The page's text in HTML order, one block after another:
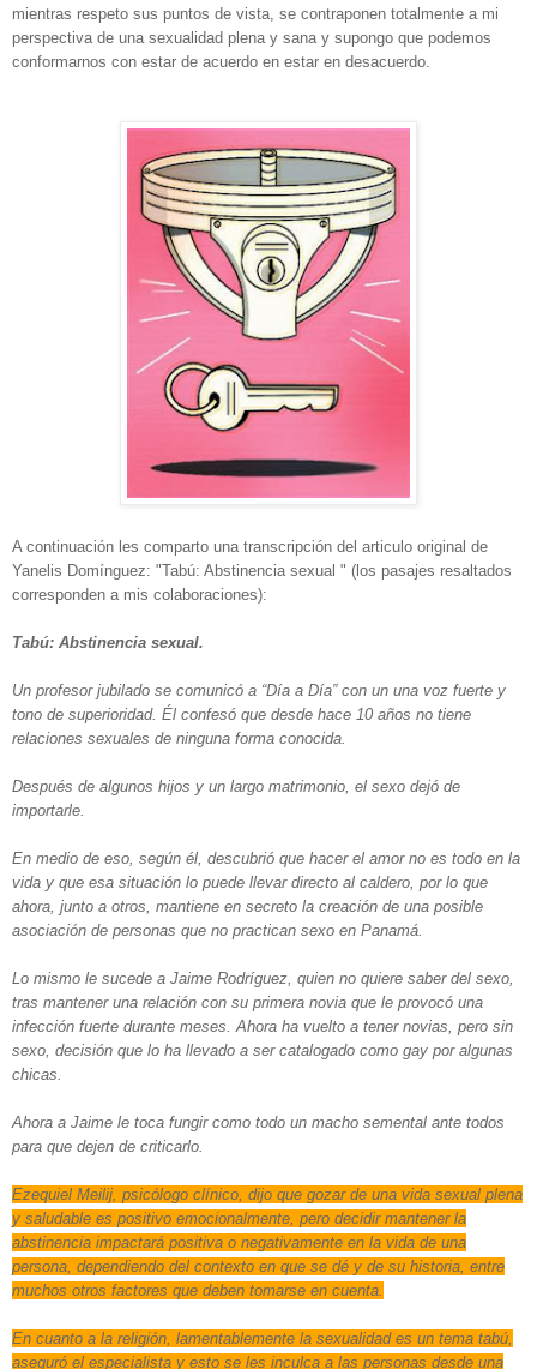
mientras respeto sus puntos de vista, se contraponen totalmente a mi
perspectiva de una sexualidad plena y sana y supongo que podemos
conformarnos con estar de acuerdo en estar en desacuerdo.
A continuación les comparto una transcripción del articulo original de
Yanelis Domínguez: "Tabú: Abstinencia sexual " (los pasajes resaltados
corresponden a mis colaboraciones):
Tabú: Abstinencia sexual.
Un profesor jubilado se comunicó a “Día a Día” con un una voz fuerte y
tono de superioridad. Él confesó que desde hace 10 años no tiene
relaciones sexuales de ninguna forma conocida.
Después de algunos hijos y un largo matrimonio, el sexo dejó de
importarle.
En medio de eso, según él, descubrió que hacer el amor no es todo en la
vida y que esa situación lo puede llevar directo al caldero, por lo que
ahora, junto a otros, mantiene en secreto la creación de una posible
asociación de personas que no practican sexo en Panamá.
Lo mismo le sucede a Jaime Rodríguez, quien no quiere saber del sexo,
tras mantener una relación con su primera novia que le provocó una
infección fuerte durante meses. Ahora ha vuelto a tener novias, pero sin
sexo, decisión que lo ha llevado a ser catalogado como gay por algunas
chicas.
Ahora a Jaime le toca fungir como todo un macho semental ante todos
para que dejen de criticarlo.
Ezequiel Meilij, psicólogo clínico, dijo que gozar de una vida sexual plena
y saludable es positivo emocionalmente, pero decidir mantener la
abstinencia impactará positiva o negativamente en la vida de una
persona, dependiendo del contexto en que se dé y de su historia, entre
muchos otros factores que deben tomarse en cuenta.
En cuanto a la religión, lamentablemente la sexualidad es un tema tabú,
aseguró el especialista y esto se les inculca a las personas desde una